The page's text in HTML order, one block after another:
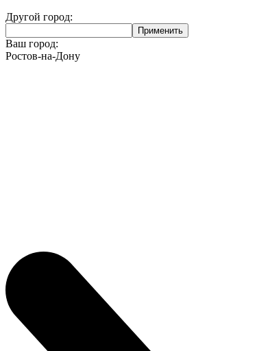
Другой город:
Ваш город:
Ростов-на-Дону